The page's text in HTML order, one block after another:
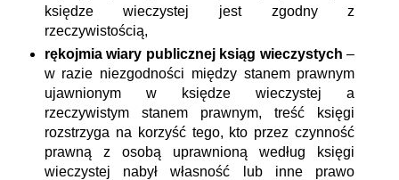
księdze wieczystej jest zgodny z
rzeczywistością,
rękojmia wiary publicznej ksiąg wieczystych –
w razie niezgodności między stanem prawnym
ujawnionym w księdze wieczystej a
rzeczywistym stanem prawnym, treść księgi
rozstrzyga na korzyść tego, kto przez czynność
prawną z osobą uprawnioną według księgi
wieczystej nabył własność lub inne prawo